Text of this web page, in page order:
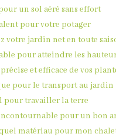
un sol aéré sans effort
pour votre potager
votre jardin net en toute
pour atteindre les
et efficace de vos
pour le transport au jardin
pour travailler la terre
pour un bon
matériau pour mon